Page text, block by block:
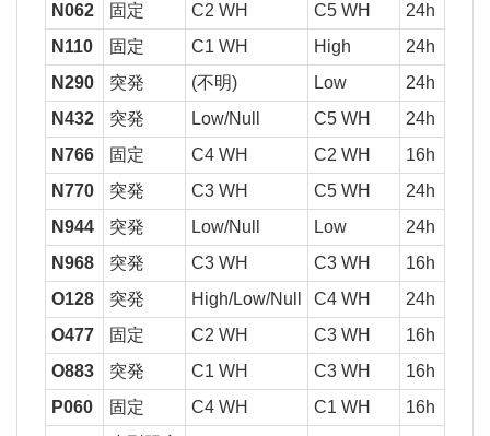
N062
固定 C2 WH C5 WH 24h
N110
固定 C1 WH High 24h
N290
突発 (不明) Low 24h
N432
突発 Low/Null C5 WH 24h
N766
固定 C4 WH C2 WH 16h
N770
突発 C3 WH C5 WH 24h
N944
突発 Low/Null Low 24h
N968
突発 C3 WH C3 WH 16h
O128
突発 High/Low/Null C4 WH 24h
O477
固定 C2 WH C3 WH 16h
O883
突発 C1 WH C3 WH 16h
P060
固定 C4 WH C1 WH 16h